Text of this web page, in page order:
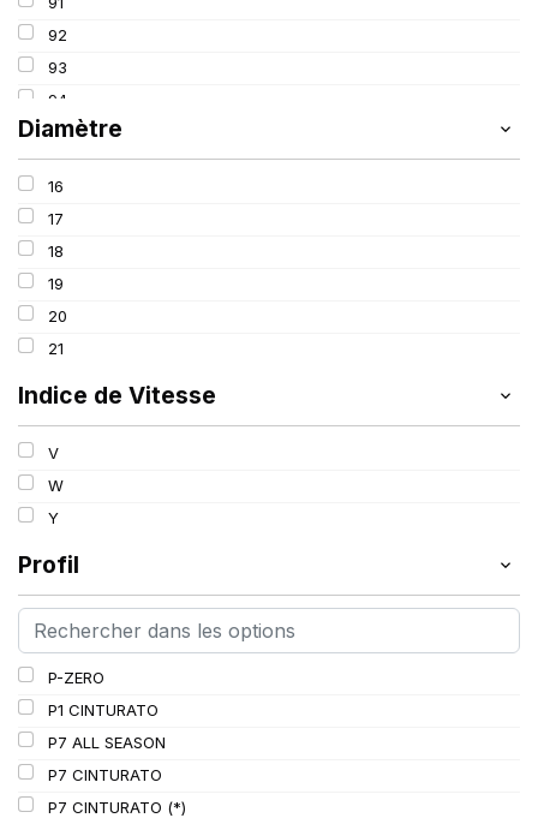
92
93
94
95
96
97
98
99
100
101
102
103
Diamètre
16
17
18
19
20
21
Indice de Vitesse
V
W
Y
Profil
P-ZERO
P1 CINTURATO
P7 ALL SEASON
P7 CINTURATO
P7 CINTURATO (*)